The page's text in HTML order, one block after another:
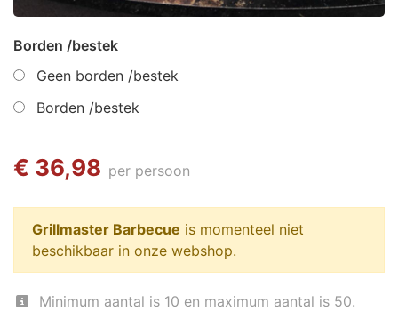
Borden /bestek
Geen borden /bestek
Borden /bestek
€ 36,98 per persoon
Grillmaster Barbecue is momenteel niet
beschikbaar in onze webshop.
Minimum aantal is 10 en maximum aantal is 50.